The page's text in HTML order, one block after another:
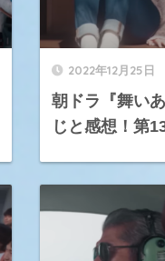
2022年12月25日
朝ドラ『舞い
じと感想！第